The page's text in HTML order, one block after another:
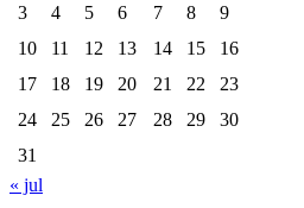
3
4 5 6 7 8
9
10
11 12 13 14 15
16
17
18 19 20 21 22
23
24
25 26 27 28 29
30
31
« jul